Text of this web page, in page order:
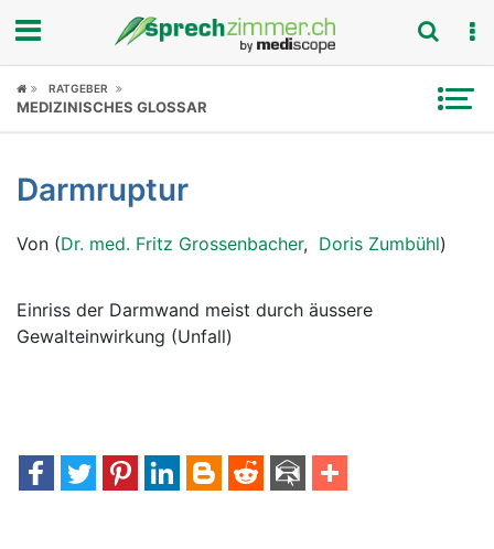
Fokus
Symptome
Untersuchungen
News
RATGEBER
MEDIZINISCHES GLOSSAR
Darmruptur
Von (Dr. med. Fritz Grossenbacher, Doris Zumbühl)
Einriss der Darmwand meist durch äussere
Gewalteinwirkung (Unfall)